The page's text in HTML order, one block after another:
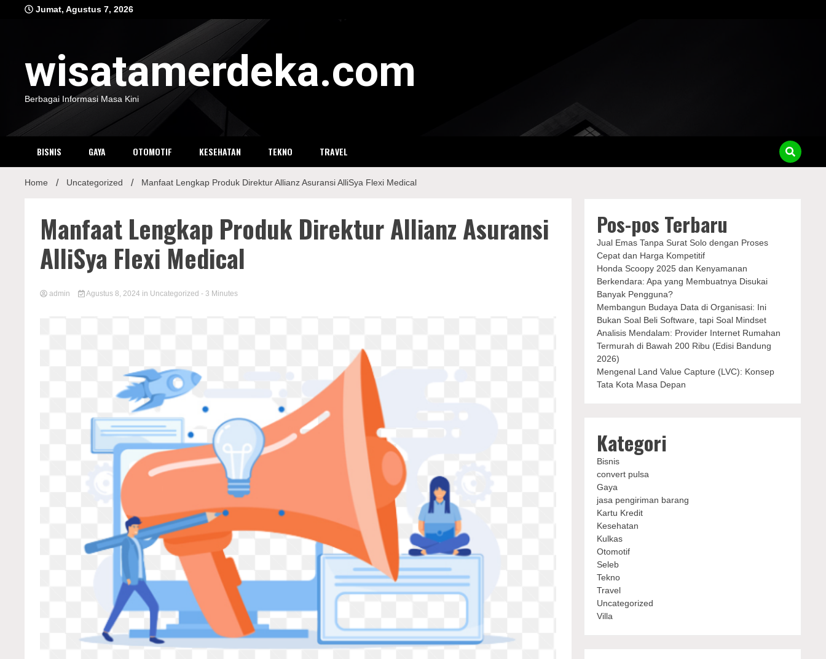
Jumat, Agustus 7, 2026
wisatamerdeka.com
Berbagai Informasi Masa Kini
BISNIS GAYA OTOMOTIF KESEHATAN TEKNO TRAVEL
Home Uncategorized Manfaat Lengkap Produk Direktur Allianz Asuransi AlliSya Flexi Medical
Manfaat Lengkap Produk Direktur Allianz Asuransi
AlliSya Flexi Medical
admin Agustus 8, 2024 in Uncategorized - 3 Minutes
Pos-pos Terbaru
Jual Emas Tanpa Surat Solo dengan Proses
Cepat dan Harga Kompetitif
Honda Scoopy 2025 dan Kenyamanan
Berkendara: Apa yang Membuatnya Disukai
Banyak Pengguna?
Membangun Budaya Data di Organisasi: Ini
Bukan Soal Beli Software, tapi Soal Mindset
Analisis Mendalam: Provider Internet Rumahan
Termurah di Bawah 200 Ribu (Edisi Bandung
2026)
Mengenal Land Value Capture (LVC): Konsep
Tata Kota Masa Depan
Kategori
Bisnis
convert pulsa
Gaya
jasa pengiriman barang
Kartu Kredit
Kesehatan
Kulkas
Otomotif
Seleb
Tekno
Travel
Uncategorized
Villa